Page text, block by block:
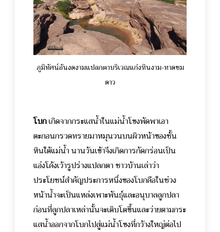
ภูมิทัศน์อันงดงามแปลกตาบริเวณแก่งหินงาม-หาดชม
ดาว
โบกเกิดจากกระแสน้ำในแม่น้ำโขงพัดพาเอา
ตะกอนกรวดทรายมาหมุนวนบนผิวหน้าของชั้น
หินใต้แม่น้ำ นานวันเข้าจึงเกิดการกัดกร่อนเป็น
แอ่งโค้งเว้ารูปร่างแปลกตา ชาวบ้านเล่าว่า
ประโยชน์สำคัญประการหนึ่งของโบกคือในช่วง
หน้าน้ำจะเป็นแหล่งเพาะพันธุ์และอนุบาลลูกปลา
ก่อนที่ลูกปลาเหล่านั้นจะเติบโตขึ้นและว่ายตามกระ
แสน้ำออกจากโบกไปสู่แม่น้ำโขงที่กว้างใหญ่ต่อไป